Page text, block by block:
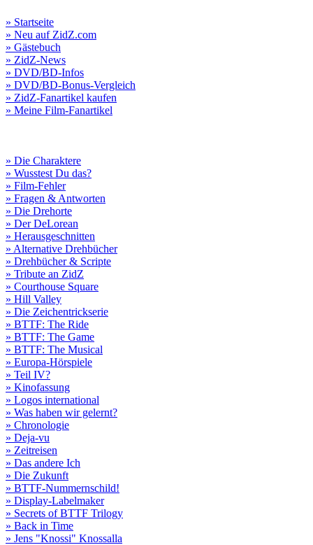
» Startseite
» Neu auf ZidZ.com
» Gästebuch
» ZidZ-News
» DVD/BD-Infos
» DVD/BD-Bonus-Vergleich
» ZidZ-Fanartikel kaufen
» Meine Film-Fanartikel
» Die Charaktere
» Wusstest Du das?
» Film-Fehler
» Fragen & Antworten
» Die Drehorte
» Der DeLorean
» Herausgeschnitten
» Alternative Drehbücher
» Drehbücher & Scripte
» Tribute an ZidZ
» Courthouse Square
» Hill Valley
» Die Zeichentrickserie
» BTTF: The Ride
» BTTF: The Game
» BTTF: The Musical
» Europa-Hörspiele
» Teil IV?
» Kinofassung
» Logos international
» Was haben wir gelernt?
» Chronologie
» Deja-vu
» Zeitreisen
» Das andere Ich
» Die Zukunft
» BTTF-Nummernschild!
» Display-Labelmaker
» Secrets of BTTF Trilogy
» Back in Time
» Jens "Knossi" Knossalla